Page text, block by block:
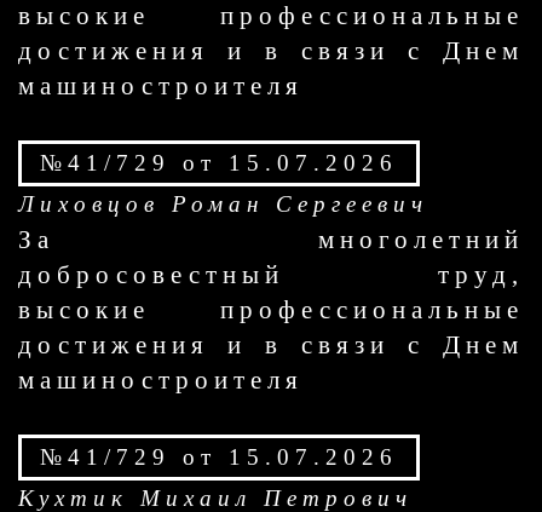
высокие профессиональные
достижения и в связи с Днем
машиностроителя
№41/729 от 15.07.2026
Лиховцов Роман Сергеевич
За многолетний
добросовестный труд,
высокие профессиональные
достижения и в связи с Днем
машиностроителя
№41/729 от 15.07.2026
Кухтик Михаил Петрович